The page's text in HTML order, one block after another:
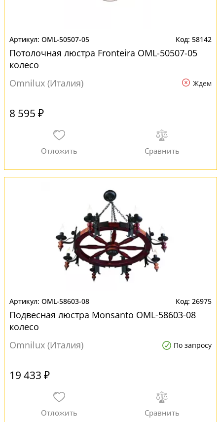
OML-50507-05 58142
Потолочная люстра Fronteira OML-50507-05
колесо
Omnilux (Италия)
Ждем
8 595 ₽
OML-58603-08 26975
Подвесная люстра Monsanto OML-58603-08
колесо
Omnilux (Италия)
По запросу
19 433 ₽